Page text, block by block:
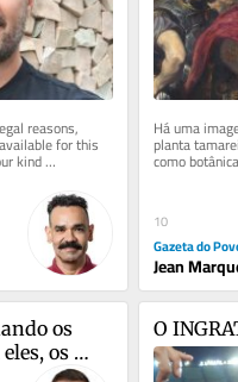
reasons,
for this
kind
Há uma
planta
como
frutos muito
10
Gazeta do
Jean
os
os
O